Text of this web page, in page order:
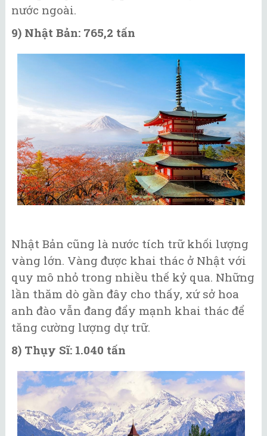
nước ngoài.
9) Nhật Bản: 765,2 tấn
Nhật Bản cũng là nước tích trữ khối lượng
vàng lớn. Vàng được khai thác ở Nhật với
quy mô nhỏ trong nhiều thế kỷ qua. Những
lần thăm dò gần đây cho thấy, xứ sở hoa
anh đào vẫn đang đẩy mạnh khai thác để
tăng cường lượng dự trữ.
8) Thụy Sĩ: 1.040 tấn